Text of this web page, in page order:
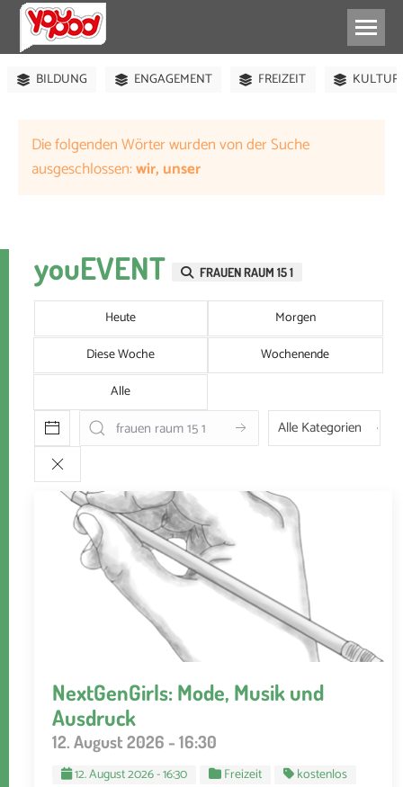
ABHÄNGEN JUGENDTREFF
BILDUNG ENGAGEMENT FREIZEIT KULTUR
Die folgenden Wörter wurden von der Suche
ausgeschlossen:wir, unser
youEVENT FRAUEN RAUM 15 1
Heute
Morgen
Diese Woche
Wochenende
Alle
NextGenGirls: Mode, Musik und
Ausdruck
12. August 2026 - 16:30
12. August 2026 - 16:30 Freizeit
kostenlos